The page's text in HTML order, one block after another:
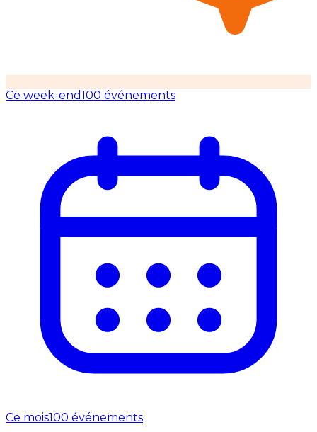
Ce week-end100 événements
Ce mois100 événements